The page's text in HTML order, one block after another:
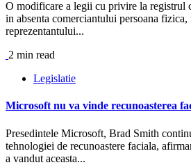
O modificare a legii cu privire la registrul
in absenta comerciantului persoana fizica,
reprezentantului...
2 min read
Legislatie
Microsoft nu va vinde recunoasterea
Presedintele Microsoft, Brad Smith
tehnologiei de recunoastere faciala,
a vandut aceasta...